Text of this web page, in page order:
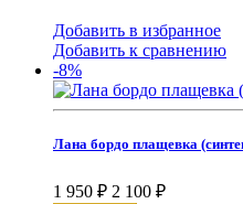
Добавить в избранное
Добавить к сравнению
-8%
Лана бордо плащевка
1 950 ₽ 2 100 ₽